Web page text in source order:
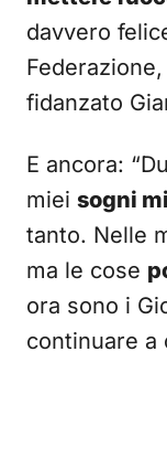
davvero
fidanzato
E ancora:
miei sogni
tanto. Nelle
ma le cose
ora sono i
continuare a